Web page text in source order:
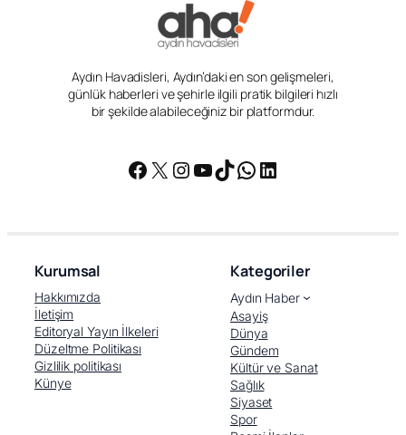
Aydın Havadisleri, Aydın’daki en son gelişmeleri,
günlük haberleri ve şehirle ilgili pratik bilgileri hızlı
bir şekilde alabileceğiniz bir platformdur.
Facebook
X Instagram
YouTube
TikTok
WhatsApp
LinkedIn
Kurumsal
Hakkımızda
İletişim
Editoryal Yayın İlkeleri
Düzeltme Politikası
Gizlilik politikası
Künye
Kategoriler
Aydın Haber
Asayiş
Dünya
Gündem
Kültür ve Sanat
Sağlık
Siyaset
Spor